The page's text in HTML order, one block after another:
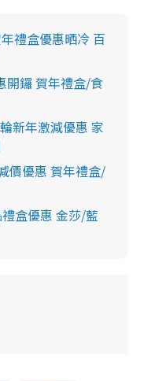
禮盒優惠晒冷 百
開鑼 賀年禮盒/食
新年激減優惠 家
價優惠 賀年禮盒/
盒優惠 金莎/藍